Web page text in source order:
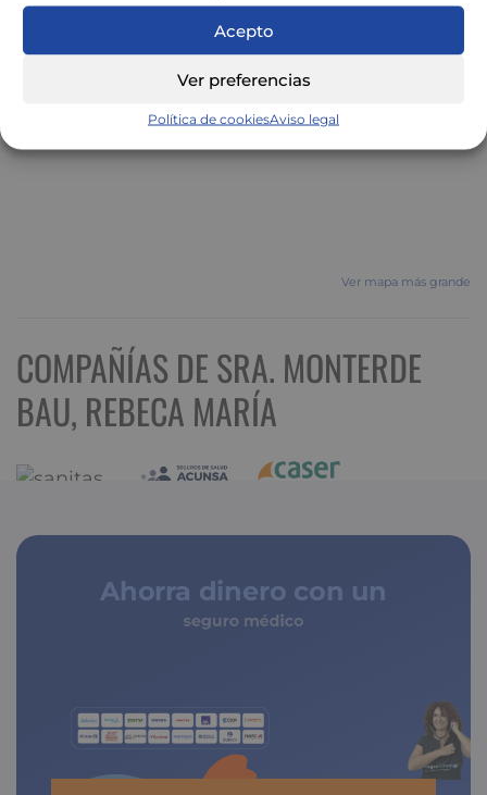
Acepto
Ver preferencias
Política de cookiesAviso legal
Ver mapa más grande
COMPAÑÍAS DE SRA. MONTERDE
BAU, REBECA MARÍA
Ahorra dinero con un
seguro médico